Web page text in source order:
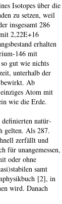
Isotopes über die
zu setzen, weil
insgesamt 286
2,22E+16
erhalten
mit
gut wie nichts
unter­halb der
Ab
Atom mit
wie die Erde.
defi­nierten natür­
gelten. Als 287.
zerfällt und
für unange­messen,
oder ohne
samt
[2], in
wird. Danach